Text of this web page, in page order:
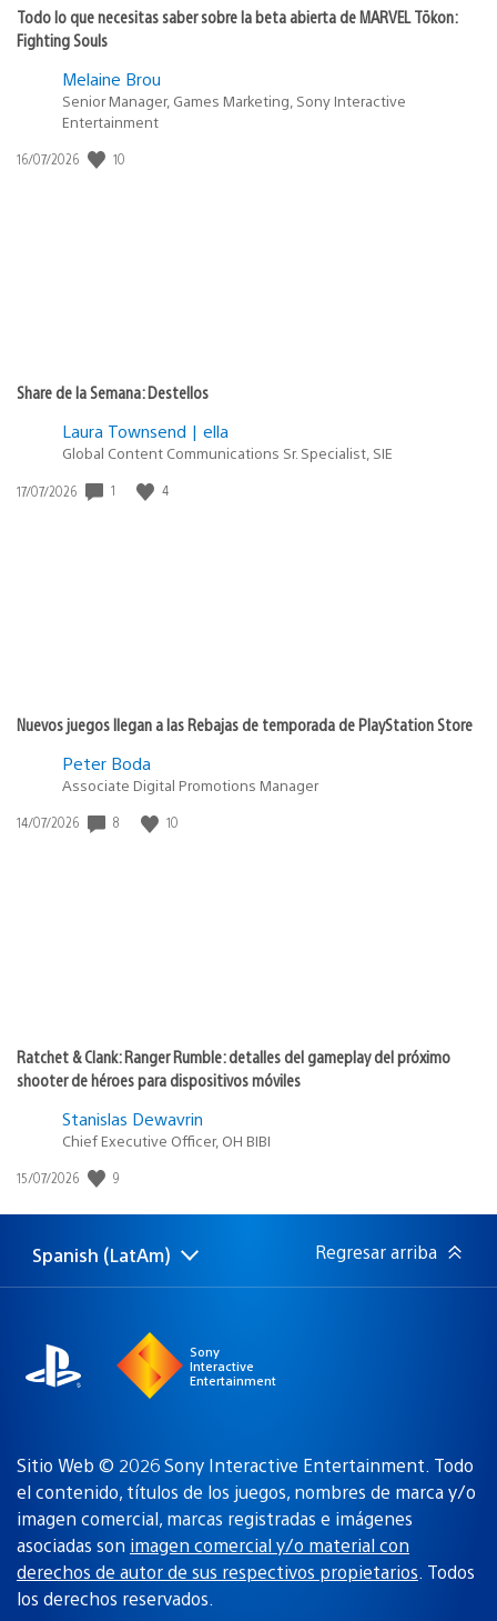
Todo lo que necesitas saber sobre la beta abierta de MARVEL Tōkon:
Fighting Souls
Melaine Brou
Senior Manager, Games Marketing, Sony Interactive
Entertainment
Fecha
16/07/2026 10
Share de la Semana: Destellos
Laura Townsend | ella
Global Content Communications Sr. Specialist, SIE
Fecha
17/07/2026 1 4
Nuevos juegos llegan a las Rebajas de temporada de PlayStation Store
Peter Boda
Associate Digital Promotions Manager
Fecha
14/07/2026 8 10
Ratchet & Clank: Ranger Rumble: detalles del gameplay del próximo
shooter de héroes para dispositivos móviles
Stanislas Dewavrin
Chief Executive Officer, OH BIBI
Fecha
publicación:
15/07/2026 9
Elige
una
Región
actual:
Spanish (LatAm) Regresar arriba
Sony
Interactive
Entertainment
Sitio Web © 2026 Sony Interactive Entertainment. Todo
el contenido, títulos de los juegos, nombres de marca y/o
imagen comercial, marcas registradas e imágenes
asociadas son imagen comercial y/o material con
derechos de autor de sus respectivos propietarios. Todos
los derechos reservados.